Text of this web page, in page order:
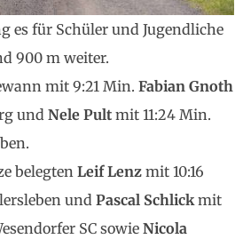
es für Schüler und Jugendliche
900 m weiter.
mit 9:21 Min. Fabian Gnoth
und Nele Pult mit 11:24 Min.
belegtenLeif Lenz mit 10:16
und Pascal Schlickmit
SC sowie Nicola